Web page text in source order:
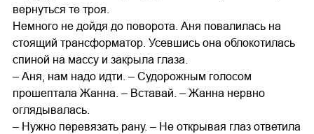
вернуться те троя.
Немного не дойдя до поворота. Аня повалилась на
стоящий трансформатор. Усевшись она облокотилась
спиной на массу и закрыла глаза.
– Аня, нам надо идти. – Судорожным голосом
прошептала Жанна. – Вставай. – Жанна нервно
оглядывалась.
– Нужно перевязать рану. – Не открывая глаз ответила